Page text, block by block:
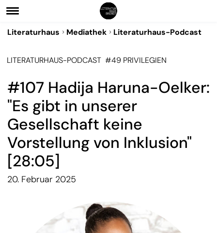
Literaturhaus Mediathek Literaturhaus-Podcast
LITERATURHAUS-PODCAST #49 PRIVILEGIEN
#107 Hadija Haruna-Oelker:
"Es gibt in unserer
Gesellschaft keine
Vorstellung von Inklusion"
[28:05]
20. Februar 2025